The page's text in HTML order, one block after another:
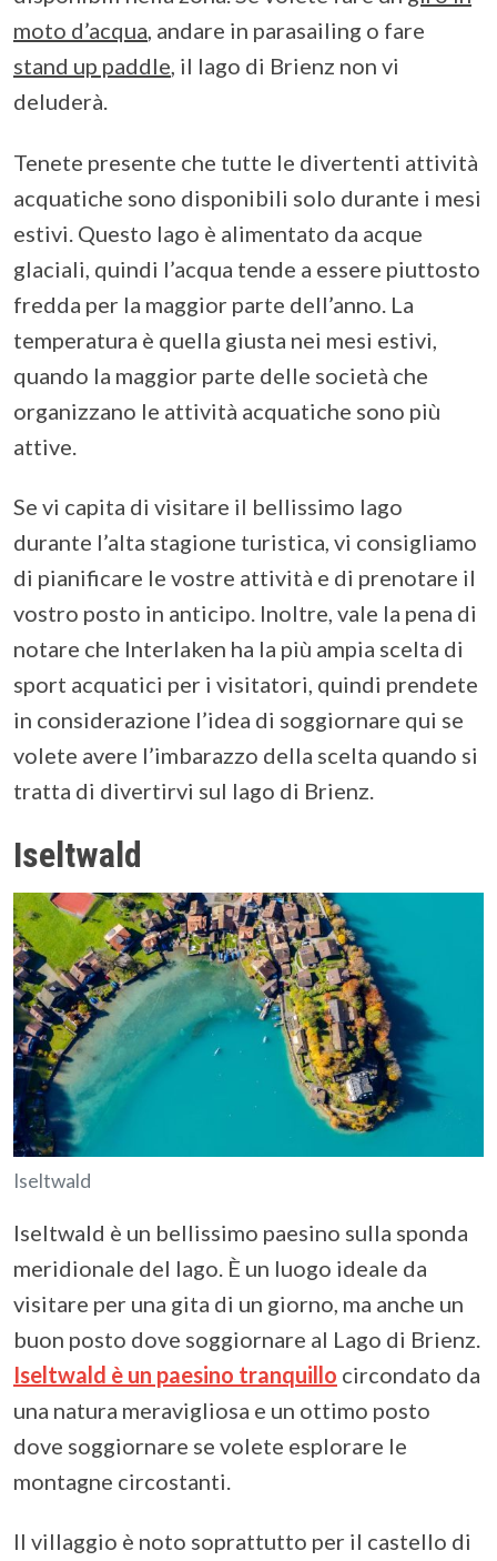
moto d’acqua, andare in parasailing o fare
stand up paddle, il lago di Brienz non vi
deluderà.
Tenete presente che tutte le divertenti attività
acquatiche sono disponibili solo durante i mesi
estivi. Questo lago è alimentato da acque
glaciali, quindi l’acqua tende a essere piuttosto
fredda per la maggior parte dell’anno. La
temperatura è quella giusta nei mesi estivi,
quando la maggior parte delle società che
organizzano le attività acquatiche sono più
attive.
Se vi capita di visitare il bellissimo lago
durante l’alta stagione turistica, vi consigliamo
di pianificare le vostre attività e di prenotare il
vostro posto in anticipo. Inoltre, vale la pena di
notare che Interlaken ha la più ampia scelta di
sport acquatici per i visitatori, quindi prendete
in considerazione l’idea di soggiornare qui se
volete avere l’imbarazzo della scelta quando si
tratta di divertirvi sul lago di Brienz.
Iseltwald
Iseltwald
Iseltwald è un bellissimo paesino sulla sponda
meridionale del lago. È un luogo ideale da
visitare per una gita di un giorno, ma anche un
buon posto dove soggiornare al Lago di Brienz.
Iseltwald è un paesino tranquillo circondato da
una natura meravigliosa e un ottimo posto
dove soggiornare se volete esplorare le
montagne circostanti.
Il villaggio è noto soprattutto per il castello di